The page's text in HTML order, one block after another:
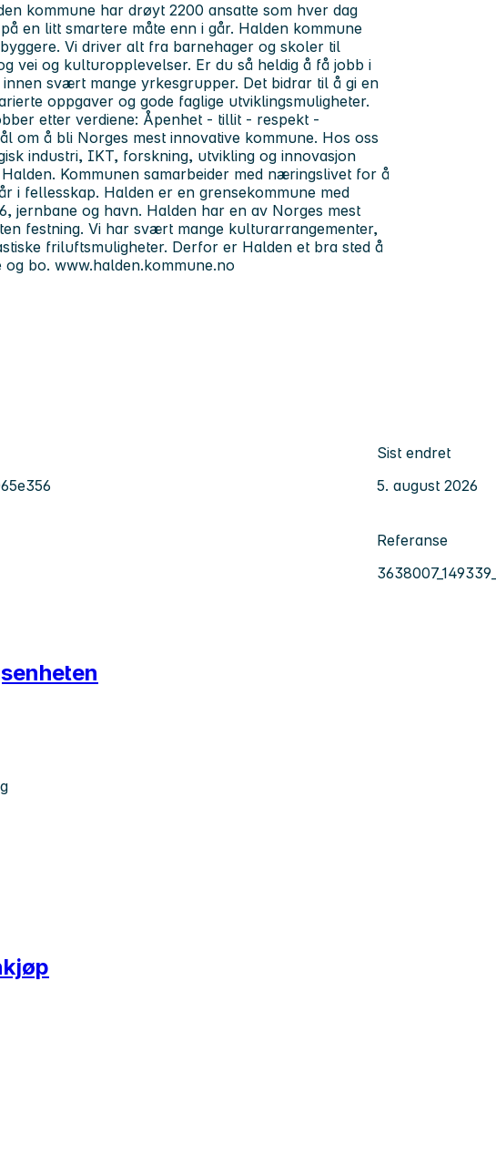
kommune har drøyt 2200 ansatte som hver dag
en litt smartere måte enn i går. Halden kommune
Vi driver alt fra barnehager og skoler til
vei og kulturopplevelser. Er du så heldig å få jobb i
svært mange yrkesgrupper. Det bidrar til å gi en
oppgaver og gode faglige utviklingsmuligheter.
etter verdiene: Åpenhet - tillit - respekt -
om å bli Norges mest innovative kommune. Hos oss
industri, IKT, forskning, utvikling og innovasjon
Kommunen samarbeider med næringslivet for å
i fellesskap. Halden er en grensekommune med
jernbane og havn. Halden har en av Norges mest
festning. Vi har svært mange kulturarrangementer,
friluftsmuligheter. Derfor er Halden et bra sted å
bo. www.halden.kommune.no
Sist endret
5. august 2026
Referanse